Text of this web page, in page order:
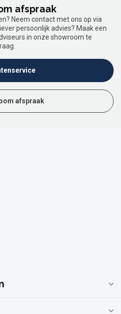
afspraak
Neem contact met ons op via
persoonlijk advies? Maak een
in onze showroom te
afspraak